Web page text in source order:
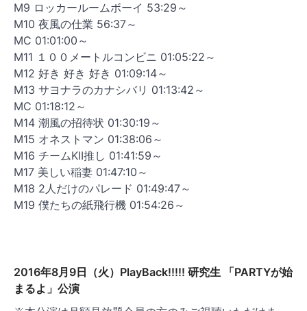
M9 ロッカールームボーイ 53:29～
M10 夜風の仕業 56:37～
MC 01:01:00～
M11 １００メートルコンビニ 01:05:22～
M12 好き 好き 好き 01:09:14～
M13 サヨナラのカナシバリ 01:13:42～
MC 01:18:12～
M14 潮風の招待状 01:30:19～
M15 オネストマン 01:38:06～
M16 チームKII推し 01:41:59～
M17 美しい稲妻 01:47:10～
M18 2人だけのパレード 01:49:47～
M19 僕たちの紙飛行機 01:54:26～
2016年8月9日（火）PlayBack!!!!! 研究生 「PARTYが始
まるよ」公演